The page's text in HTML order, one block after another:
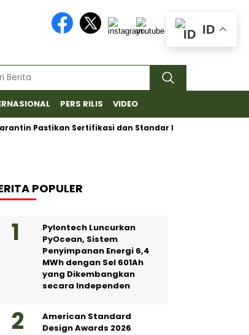
PERS RILIS VIDEO
Sertifikasi dan Standar Ketat untuk Ekspor
POPULER
Pylontech Luncurkan
PyOcean, Sistem
Penyimpanan Energi 6,4
MWh dengan Sel 601Ah
yang Dikembangkan
secara Independen
American Standard
Design Awards 2026
ID